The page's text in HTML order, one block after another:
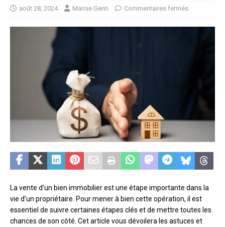
août 28, 2024 Marise Gerin Commentaires fermés
La vente d’un bien immobilier est une étape importante dans la
vie d’un propriétaire. Pour mener à bien cette opération, il est
essentiel de suivre certaines étapes clés et de mettre toutes les
chances de son côté. Cet article vous dévoilera les astuces et